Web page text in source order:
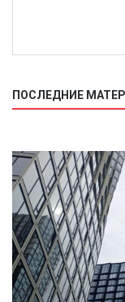
ПОСЛЕДНИЕ